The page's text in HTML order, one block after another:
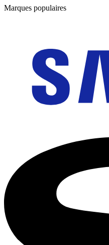
Marques populaires